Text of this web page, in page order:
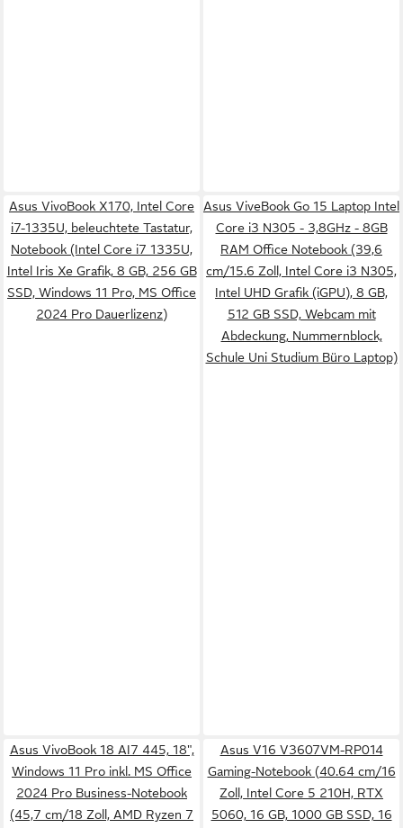
Asus VivoBook X170, Intel Core
i7-1335U, beleuchtete Tastatur,
Notebook (Intel Core i7 1335U,
Intel Iris Xe Grafik, 8 GB, 256 GB
SSD, Windows 11 Pro, MS Office
2024 Pro Dauerlizenz)
Asus ViveBook Go 15 Laptop Intel
Core i3 N305 - 3,8GHz - 8GB
RAM Office Notebook (39,6
cm/15.6 Zoll, Intel Core i3 N305,
Intel UHD Grafik (iGPU), 8 GB,
512 GB SSD, Webcam mit
Abdeckung, Nummernblock,
Schule Uni Studium Büro Laptop)
Asus VivoBook 18 AI7 445, 18",
Windows 11 Pro inkl. MS Office
2024 Pro Business-Notebook
(45,7 cm/18 Zoll, AMD Ryzen 7
Asus V16 V3607VM-RP014
Gaming-Notebook (40.64 cm/16
Zoll, Intel Core 5 210H, RTX
5060, 16 GB, 1000 GB SSD, 16